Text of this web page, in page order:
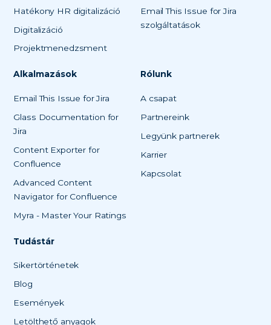
Hatékony HR digitalizáció
Digitalizáció
Projektmenedzsment
Email This Issue for Jira
szolgáltatások
Alkalmazások
Email This Issue for Jira
Glass Documentation for
Jira
Content Exporter for
Confluence
Advanced Content
Navigator for Confluence
Myra - Master Your Ratings
Rólunk
A csapat
Partnereink
Legyünk partnerek
Karrier
Kapcsolat
Tudástár
Sikertörténetek
Blog
Események
Letölthető anyagok